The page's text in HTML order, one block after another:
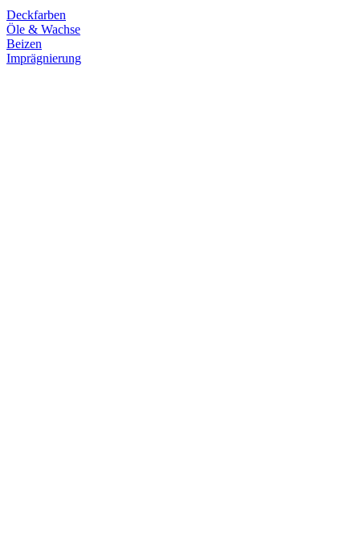
Deckfarben
Öle & Wachse
Beizen
Imprägnierung